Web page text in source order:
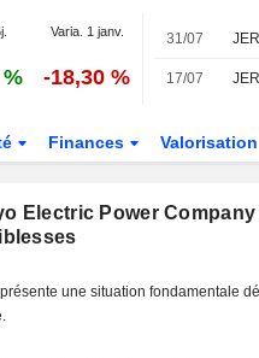
Varia. 1 janv.
-18,30 %
31/07
17/07
Finances Valorisation
Electric Power
une situation fondamentale